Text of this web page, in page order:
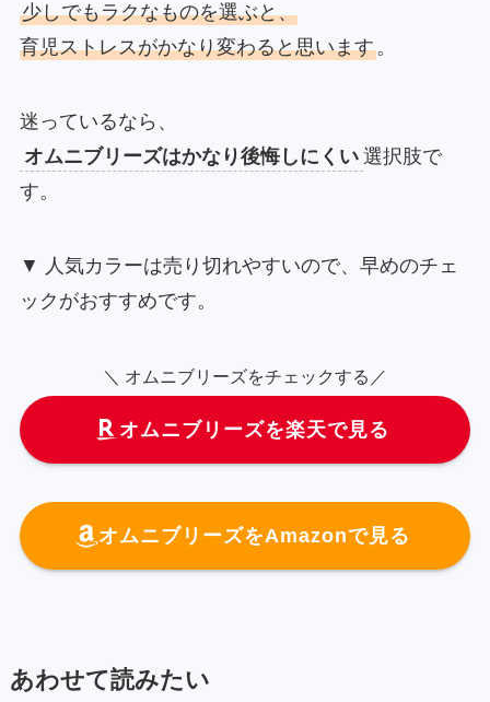
少しでもラクなものを選ぶと、
育児ストレスがかなり変わると思います。
迷っているなら、
オムニブリーズはかなり後悔しにくい 選択肢で
す。
▼ 人気カラーは売り切れやすいので、早めのチェ
ックがおすすめです。
＼ オムニブリーズをチェックする／
オムニブリーズを楽天で見る
オムニブリーズをAmazonで見る
あわせて読みたい